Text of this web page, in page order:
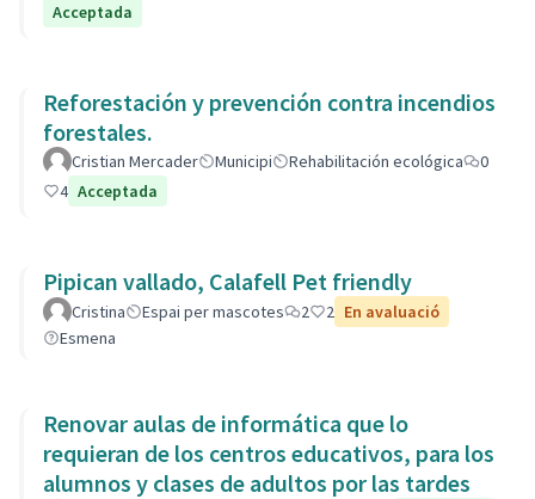
Acceptada
Reforestación y prevención contra incendios
forestales.
Cristian Mercader Municipi Rehabilitación ecológica
0
4 Acceptada
Pipican vallado, Calafell Pet friendly
Cristina Espai per mascotes 2 2 En avaluació
Esmena
Renovar aulas de informática que lo
requieran de los centros educativos, para los
alumnos y clases de adultos por las tardes